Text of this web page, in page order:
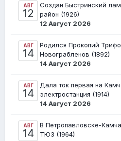
АВГ
12
Создан Быстринский
район (1926)
12 Август 2026
АВГ
14
Родился Прокопий
Новограбленов (1892)
14 Август 2026
АВГ
14
Дала ток первая на
электростанция (1914)
14 Август 2026
АВГ
14
В Петропавловске-
ТЮЗ (1964)